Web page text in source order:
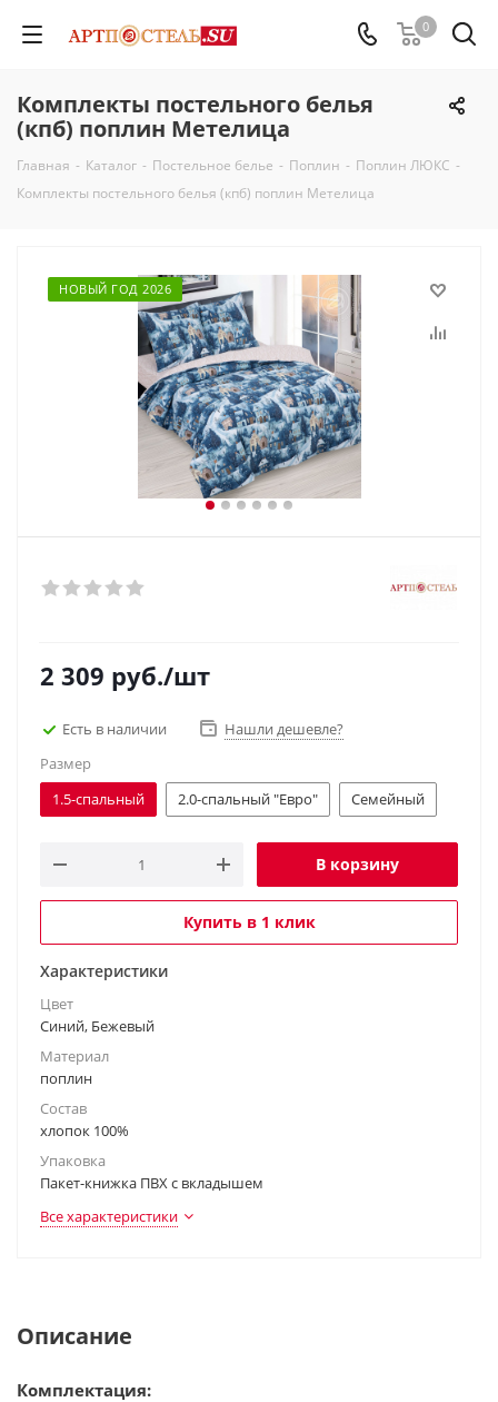
0
Комплекты постельного белья
(кпб) поплин Метелица
Главная - Каталог - Постельное белье - Поплин - Поплин ЛЮКС -
Комплекты постельного белья (кпб) поплин Метелица
НОВЫЙ ГОД 2026
2 309 руб./шт
Есть в наличии
Нашли дешевле?
Размер
1.5-спальный
2.0-спальный "Евро" Семейный
В корзину
Купить в 1 клик
Характеристики
Цвет
Синий, Бежевый
Материал
поплин
Состав
хлопок 100%
Упаковка
Пакет-книжка ПВХ с вкладышем
Все характеристики
Описание
Комплектация: